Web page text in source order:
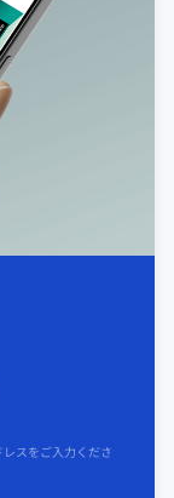
スをご入力くださ